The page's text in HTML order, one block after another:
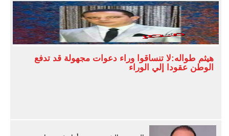
هيثم طواله:لا تنساقوا وراء دعوات مجهولة قد تدفع
الوطن عقودا إلي الوراء